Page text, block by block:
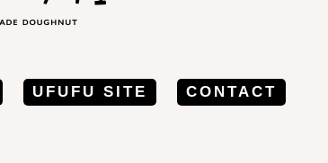
UFUFU SITE CONTACT